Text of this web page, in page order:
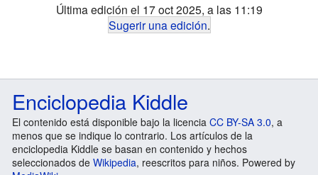
Última edición el 17 oct 2025, a las 11:19
Sugerir una edición.
Enciclopedia Kiddle
El contenido está disponible bajo la licencia CC BY-SA 3.0, a
menos que se indique lo contrario. Los artículos de la
enciclopedia Kiddle se basan en contenido y hechos
seleccionados de Wikipedia, reescritos para niños. Powered by